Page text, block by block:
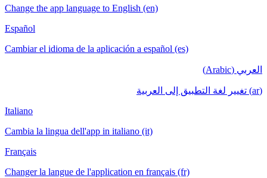
Change the app language to English (en)
Español
Cambiar el idioma de la aplicación a español (es)
العربي (Arabic)
(ar) تغيير لغة التطبيق إلى العربية
Italiano
Cambia la lingua dell'app in italiano (it)
Français
Changer la langue de l'application en français (fr)